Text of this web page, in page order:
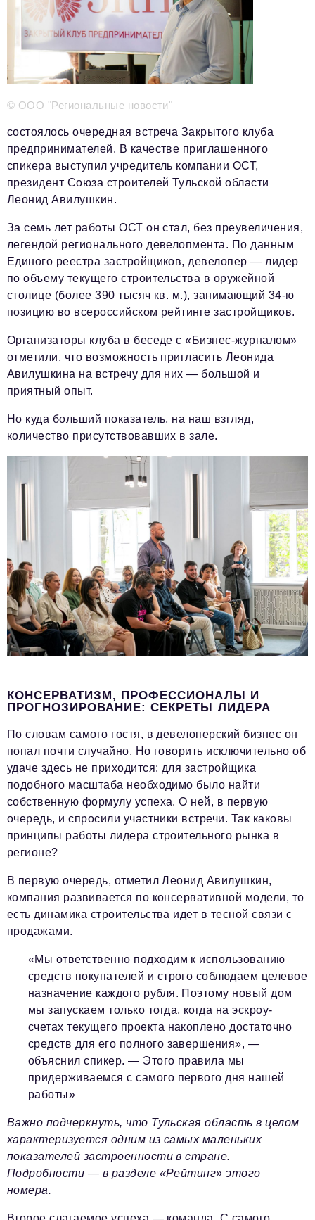
Информационный отдел
info@business-magazine.online
Отдел рекламы
reklama@business-magazine.online
Отдел распространения/редакционная подписка
partner@business-magazine.online
© ООО "Региональные новости"
состоялось очередная встреча Закрытого клуба
предпринимателей. В качестве приглашенного
спикера выступил учредитель компании ОСТ,
президент Союза строителей Тульской области
Леонид Авилушкин.
За семь лет работы ОСТ он стал, без преувеличения,
легендой регионального девелопмента. По данным
Единого реестра застройщиков, девелопер — лидер
по объему текущего строительства в оружейной
столице (более 390 тысяч кв. м.), занимающий 34-ю
позицию во всероссийском рейтинге застройщиков.
Организаторы клуба в беседе с «Бизнес-журналом»
отметили, что возможность пригласить Леонида
Авилушкина на встречу для них — большой и
приятный опыт.
Но куда больший показатель, на наш взгляд,
количество присутствовавших в зале.
КОНСЕРВАТИЗМ, ПРОФЕССИОНАЛЫ И
ПРОГНОЗИРОВАНИЕ: СЕКРЕТЫ ЛИДЕРА
По словам самого гостя, в девелоперский бизнес он
попал почти случайно. Но говорить исключительно об
удаче здесь не приходится: для застройщика
подобного масштаба необходимо было найти
собственную формулу успеха. О ней, в первую
очередь, и спросили участники встречи. Так каковы
принципы работы лидера строительного рынка в
регионе?
В первую очередь, отметил Леонид Авилушкин,
компания развивается по консервативной модели, то
есть динамика строительства идет в тесной связи с
продажами.
«Мы ответственно подходим к использованию
средств покупателей и строго соблюдаем целевое
назначение каждого рубля. Поэтому новый дом
мы запускаем только тогда, когда на эскроу-
счетах текущего проекта накоплено достаточно
средств для его полного завершения», —
объяснил спикер. — Этого правила мы
придерживаемся с самого первого дня нашей
работы»
Важно подчеркнуть, что Тульская область в целом
характеризуется одним из самых маленьких
показателей застроенности в стране.
Подробности — в разделе «Рейтинг» этого
номера.